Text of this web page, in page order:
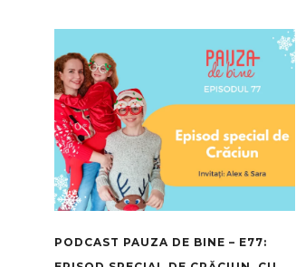
PODCAST PAUZA DE BINE – E77: